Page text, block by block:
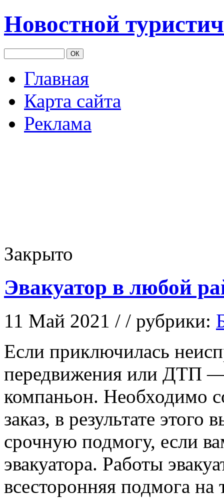
Новостной
Главная
Карта сайта
Реклама
Закрыто
Эвакуатор в любой
11 Май 2021 / / рубрики:
Eсли приключилaсь
передвижения или ДТП
компаньон. Необходимо
заказ, в результате
срочную подмогу, если
эвакуатора. Работы
всесторонняя подмога